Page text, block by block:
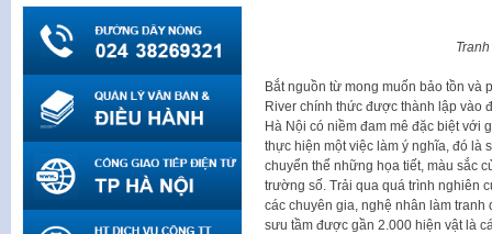
Bắt nguồn từ mong muốn bảo tồn và
River chính thức được thành lập vào
Hà Nội có niềm đam mê đặc biệt với
thực hiện một việc làm ý nghĩa, đó là
chuyển thể những họa tiết, màu sắc
trường số. Trải qua quá trình nghiên
các chuyên gia, nghệ nhân làm tranh
sưu tầm được gần 2.000 hiện vật là